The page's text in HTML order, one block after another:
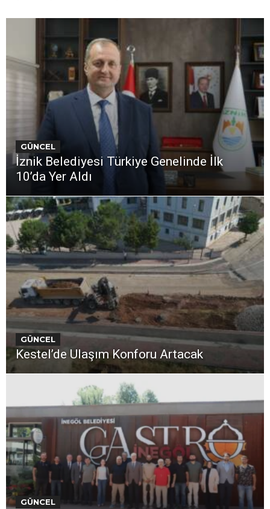
GÜNCEL
İznik Belediyesi Türkiye Genelinde İlk
10’da Yer Aldı
GÜNCEL
Kestel’de Ulaşım Konforu Artacak
GÜNCEL